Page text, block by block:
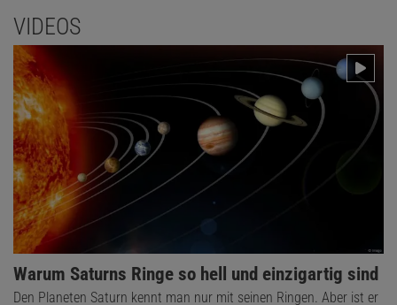
VIDEOS
Warum Saturns Ringe so hell und einzigartig sind
Den Planeten Saturn kennt man nur mit seinen Ringen. Aber ist er